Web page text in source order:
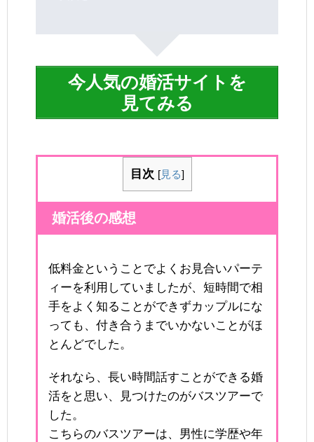
今人気の婚活サイトを
見てみる
目次 [見る]
婚活後の感想
低料金ということでよくお見合いパーテ
ィーを利用していましたが、短時間で相
手をよく知ることができずカップルにな
っても、付き合うまでいかないことがほ
とんどでした。
それなら、長い時間話すことができる婚
活をと思い、見つけたのがバスツアーで
した。
こちらのバスツアーは、男性に学歴や年